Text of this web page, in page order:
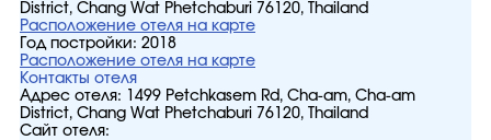
District, Chang Wat Phetchaburi 76120, Thailand
Расположение отеля на карте
Год постройки: 2018
Расположение отеля на карте
Контакты отеля
Адрес отеля:
1499 Petchkasem Rd, Cha-am, Cha-am
District, Chang Wat Phetchaburi 76120, Thailand
Сайт отеля: